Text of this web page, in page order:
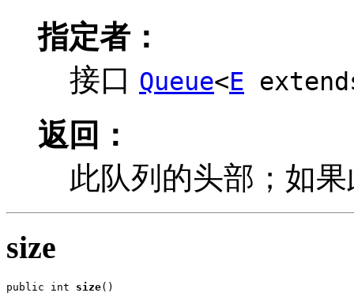
指定者：
接口 Queue<E
返回：
此队列的头部；如
size
public int size()